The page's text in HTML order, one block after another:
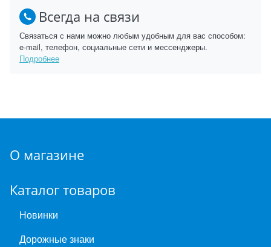
Всегда на связи
Связаться с нами можно любым удобным для вас способом:
e-mail, телефон, социальные сети и мессенджеры.
Подробнее
О магазине
Каталог товаров
Новинки
Дорожные знаки